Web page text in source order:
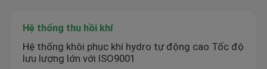
Hệ thống thu hồi khí
Hệ thống khôi phục khí hydro tự động cao Tốc độ
lưu lượng lớn với ISO9001